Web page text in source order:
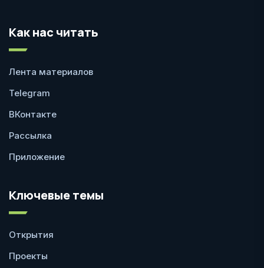
Как нас читать
Лента материалов
Telegram
ВКонтакте
Рассылка
Приложение
Ключевые темы
Открытия
Проекты